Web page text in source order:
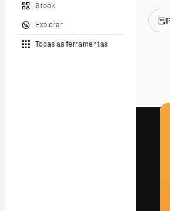
Stock
Explorar
Todas as ferramentas
Vídeos